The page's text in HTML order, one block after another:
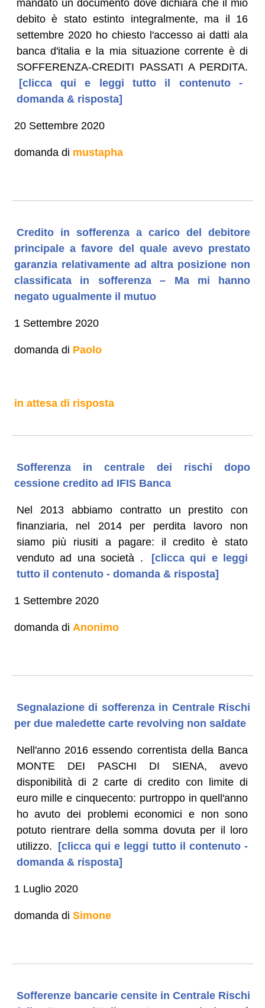
mandato un documento dove dichiara che il mio
debito è stato estinto integralmente, ma il 16
settembre 2020 ho chiesto l'accesso ai datti ala
banca d'italia e la mia situazione corrente è di
SOFFERENZA-CREDITI PASSATI A PERDITA.
[clicca qui e leggi tutto il contenuto -
domanda & risposta]
20 Settembre 2020
domanda di mustapha
Credito in sofferenza a carico del debitore
principale a favore del quale avevo prestato
garanzia relativamente ad altra posizione non
classificata in sofferenza – Ma mi hanno
negato ugualmente il mutuo
1 Settembre 2020
domanda di Paolo
in attesa di risposta
Sofferenza in centrale dei rischi dopo
cessione credito ad IFIS Banca
Nel 2013 abbiamo contratto un prestito con
finanziaria, nel 2014 per perdita lavoro non
siamo più riusiti a pagare: il credito è stato
venduto ad una società .
[clicca qui e leggi
tutto il contenuto - domanda & risposta]
1 Settembre 2020
domanda di Anonimo
Segnalazione di sofferenza in Centrale Rischi
per due maledette carte revolving non saldate
Nell'anno 2016 essendo correntista della Banca
MONTE DEI PASCHI DI SIENA, avevo
disponibilità di 2 carte di credito con limite di
euro mille e cinquecento: purtroppo in quell'anno
ho avuto dei problemi economici e non sono
potuto rientrare della somma dovuta per il loro
utilizzo. [clicca qui e leggi tutto il contenuto -
domanda & risposta]
1 Luglio 2020
domanda di Simone
Sofferenze bancarie censite in Centrale Rischi